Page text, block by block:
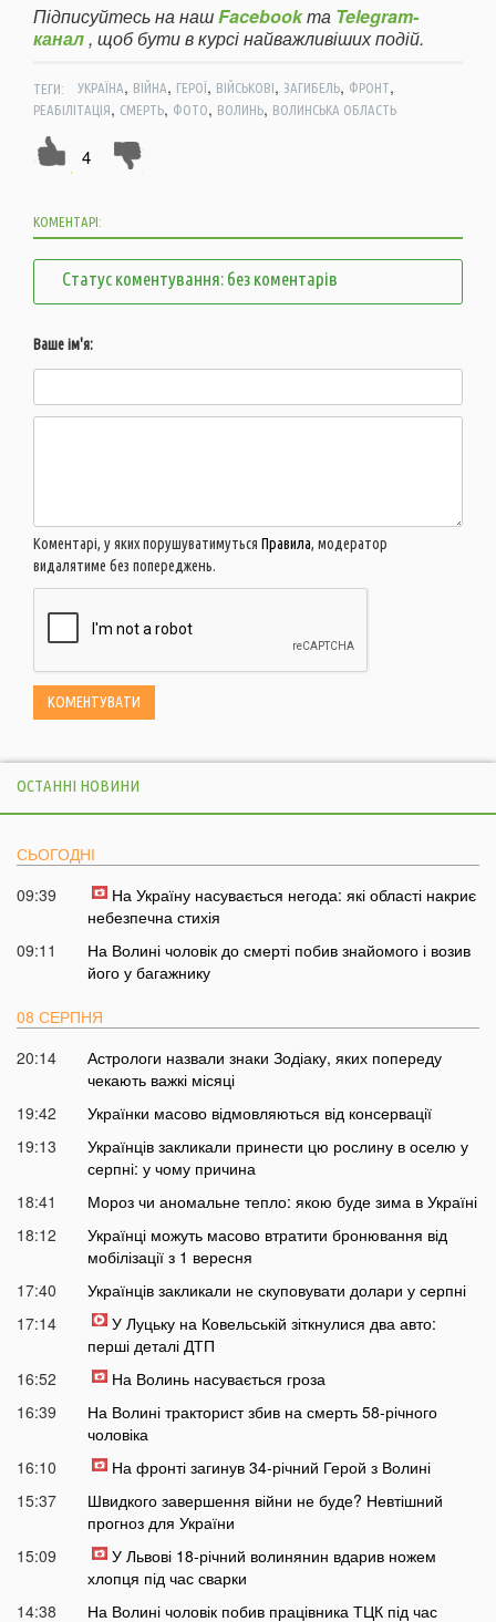
Підписуйтесь на нашFacebookта Telegram-
канал, щоб бути в курсі найважливіших подій.
ТЕГИ: УКРАЇНА, ВІЙНА, ГЕРОЇ, ВІЙСЬКОВІ, ЗАГИБЕЛЬ, ФРОНТ,
РЕАБІЛІТАЦІЯ, СМЕРТЬ, ФОТО, ВОЛИНЬ, ВОЛИНСЬКА ОБЛАСТЬ
4
КОМЕНТАРІ:
Статус коментування: без коментарів
Ваше ім'я:
Коментарі, у яких порушуватимуться Правила, модератор
видалятиме без попереджень.
ОСТАННІ НОВИНИ
СЬОГОДНІ
09:39
На Україну насувається негода: які області накриє
небезпечна стихія
09:11
На Волині чоловік до смерті побив знайомого і возив
його у багажнику
08 СЕРПНЯ
20:14
Астрологи назвали знаки Зодіаку, яких попереду
чекають важкі місяці
19:42
Українки масово відмовляються від консервації
19:13
Українців закликали принести цю рослину в оселю у
серпні: у чому причина
18:41
Мороз чи аномальне тепло: якою буде зима в Україні
18:12
Українці можуть масово втратити бронювання від
мобілізації з 1 вересня
17:40
Українців закликали не скуповувати долари у серпні
17:14
У Луцьку на Ковельській зіткнулися два авто:
перші деталі ДТП
16:52
На Волинь насувається гроза
16:39
На Волині тракторист збив на смерть 58-річного
чоловіка
16:10
На фронті загинув 34-річний Герой з Волині
15:37
Швидкого завершення війни не буде? Невтішний
прогноз для України
15:09
У Львові 18-річний волинянин вдарив ножем
хлопця під час сварки
14:38
На Волині чоловік побив працівника ТЦК під час